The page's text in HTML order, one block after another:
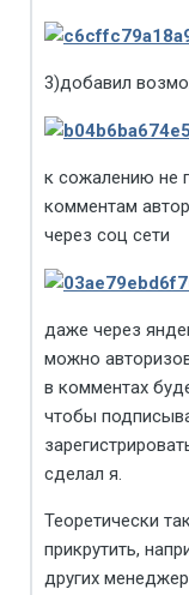
3)добавил
к сожалению не
комментам
через соц сети
даже через
можно
в комментах
чтобы
сделал я.
Теоретически
прикрутить,
других